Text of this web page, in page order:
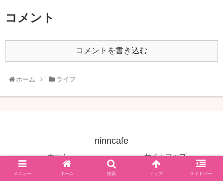
コメント
コメントを書き込む
ホーム ライフ
ninncafe
ホーム
サイトマップ
免責事項
運営者
メニュー ホーム 検索 トップ サイドバー